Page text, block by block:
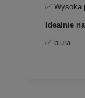
✅ Wysoka
Idealnie
✅ biura